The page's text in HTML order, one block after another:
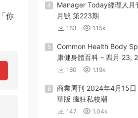
你
4
Manager Today經理人
月號 第223期
163 1.15k
5
Common Health Body
康健身體百科 – 四月 23,
160 1.19k
6
商業周刊 2024年4月15
華版 瘋狂私校潮
147 1.04k